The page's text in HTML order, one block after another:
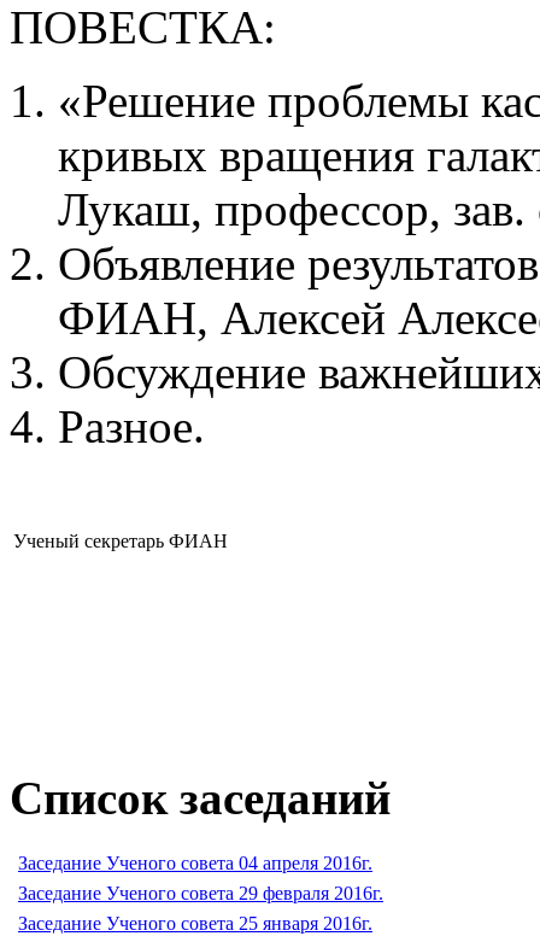
ПОВЕСТКА:
«Решение проблемы
кривых вращения
Лукаш, профессор,
Объявление
ФИАН, Алексей
Обсуждение важнейших
Разное.
Ученый секретарь ФИАН
Список заседаний
Заседание Ученого совета 04 апреля 2016г.
Заседание Ученого совета 29 февраля 2016г.
Заседание Ученого совета 25 января 2016г.